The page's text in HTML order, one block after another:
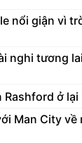
nổi giận vì
nghi tương
Rashford ở lại
Man City về